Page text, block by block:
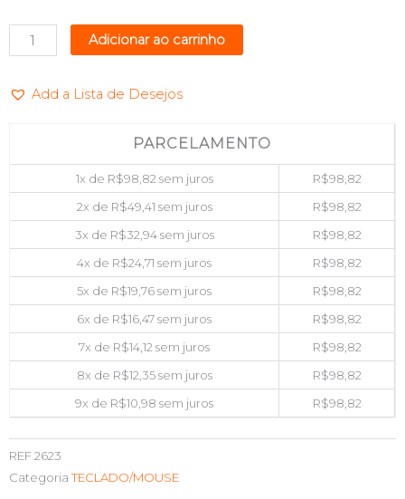
PRETO
LOGITECH
quantidade
Adicionar ao carrinho
Add a Lista de Desejos
PARCELAMENTO
1x de R$98,82 sem juros R$98,82
2x de R$49,41 sem juros R$98,82
3x de R$32,94sem juros R$98,82
4x de R$24,71 sem juros R$98,82
5x de R$19,76sem juros R$98,82
6x de R$16,47sem juros R$98,82
7x de R$14,12 sem juros R$98,82
8x de R$12,35sem juros R$98,82
9x de R$10,98 sem juros R$98,82
REF2623
Categoria TECLADO/MOUSE